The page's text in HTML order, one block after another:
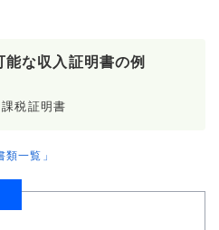
な収入証明書の例
税証明書
類一覧」